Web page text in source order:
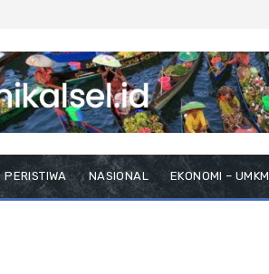
PERISTIWA NASIONAL EKONOMI – UMKM